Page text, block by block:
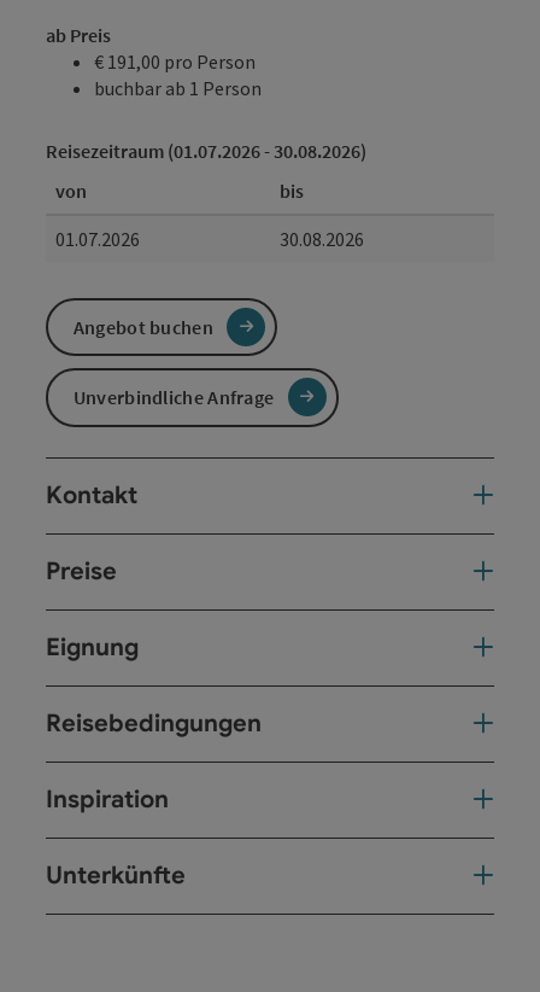
ab Preis
€ 191,00 pro Person
buchbar ab 1 Person
Reisezeitraum (01.07.2026 - 30.08.2026)
von
bis
01.07.2026
30.08.2026
Angebot buchen
Unverbindliche Anfrage
Kontakt
Preise
Eignung
Reisebedingungen
Inspiration
Unterkünfte